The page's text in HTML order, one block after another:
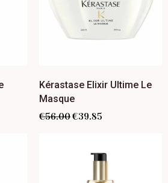
Kérastase Elixir Ultime Le
Masque
€56.00€39.85